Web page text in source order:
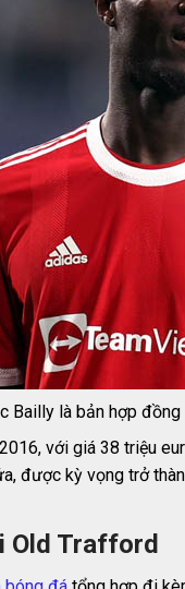
Bailly là bản hợp
với giá 38 triệu
được kỳ vọng trở
Old Trafford